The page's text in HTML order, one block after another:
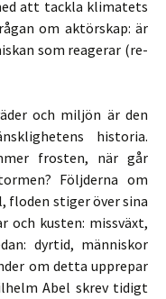
att tackla klimatets
om aktörskap: är
som reagerar (re-
och miljön är den
historia.
frosten, när går
Följderna om
floden stiger över sina
och kusten: missväxt,
dyrtid, människor
om detta upprepar
Abel skrev tidigt